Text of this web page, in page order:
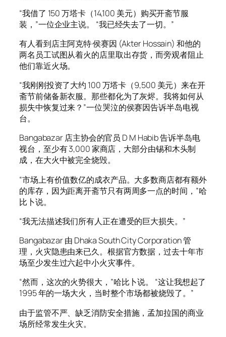
“我借了 150 万塔卡（14,100 美元）购买开斋节服
装，”一位企业主说。 “我已经失去了一切。”
有人看到店主阿克特·侯赛因 (Akter Hossain) 和他的
两名员工试图从着火的店里取出存货，而旁观者阻止
他们靠近火场。
“我刚刚投资了大约 100 万塔卡（9,500 美元）来在开
斋节前储备新衣服。那些都化为了灰烬。我将如何从
损失中恢复过来？”一位哭泣的侯赛因告诉半岛电视
台。
Bangabazar 店主协会的官员 D M Habib 告诉半岛电
视台，至少有 3,000 家商店，大部分由锡和木头制
成，在大火中被完全烧毁。
“市场上有价值数亿的成衣产品。大多数商店都有额外
的库存，因为距离开斋节只有两周多一点的时间，”哈
比卜说。
“我无法描述我们所有人正在遭受的巨大损失。”
Bangabazar 由 Dhaka South City Corporation 管
理，火灾隐患由来已久。根据官方数据，过去十年市
场至少发生过六起中小火灾事件。
“然而，这次的火势很大，”哈比卜说。 “这让我想起了
1995 年的一场大火，当时整个市场都被烧毁了。”
由于监管不严、缺乏消防安全措施，孟加拉国的商业
场所经常发生火灾。